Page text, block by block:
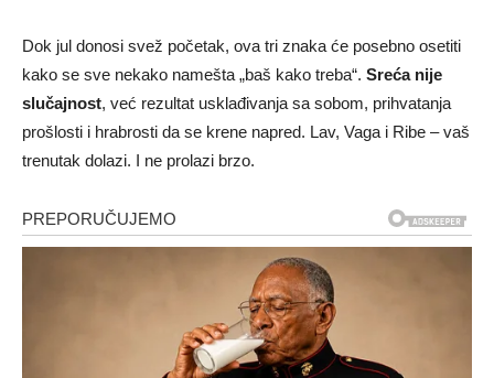
Dok jul donosi svež početak, ova tri znaka će posebno osetiti
kako se sve nekako namešta „baš kako treba“. Sreća nije
slučajnost, već rezultat usklađivanja sa sobom, prihvatanja
prošlosti i hrabrosti da se krene napred. Lav, Vaga i Ribe – vaš
trenutak dolazi. I ne prolazi brzo.